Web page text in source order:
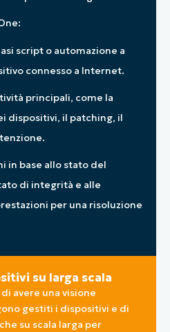
script o automazione a
connesso a Internet.
principali, come la
dispositivi, il patching, il
in base allo stato del
di integrità e alle
per una risoluzione
su larga scala
avere una visione
gestiti i dispositivi e di
su scala larga per